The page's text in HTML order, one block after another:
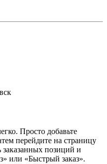
Просто добавьте
перейдите на страницу
заказанных позиций и
или «Быстрый заказ».